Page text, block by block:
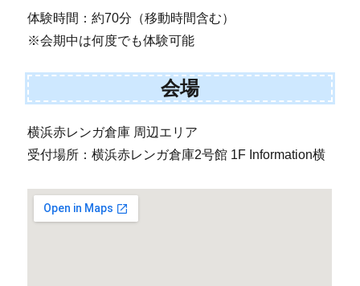
体験時間：約70分（移動時間含む）
※会期中は何度でも体験可能
会場
横浜赤レンガ倉庫 周辺エリア
受付場所：横浜赤レンガ倉庫2号館 1F Information横